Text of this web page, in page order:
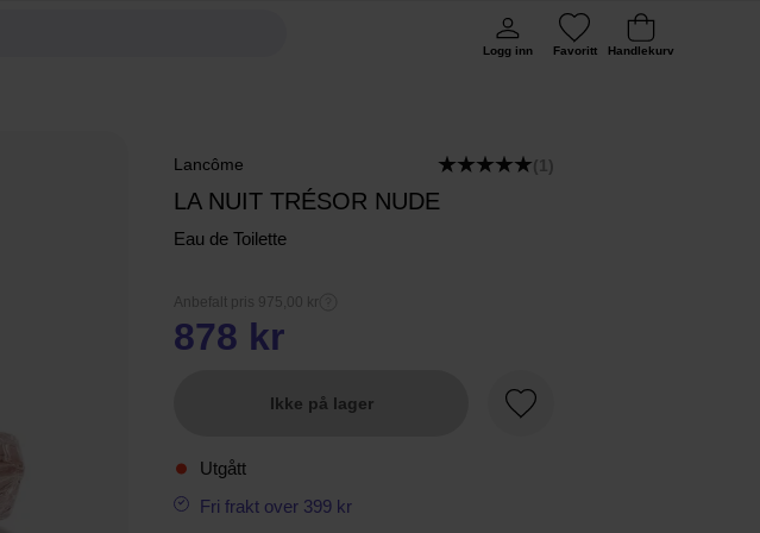
Logg inn Favoritt Handlekurv
Lancôme (1)
LA NUIT TRÉSOR NUDE
Eau de Toilette
Anbefalt pris 975,00 kr
878 kr
Ikke på lager
Favoritt
Utgått
Fri frakt over 399 kr